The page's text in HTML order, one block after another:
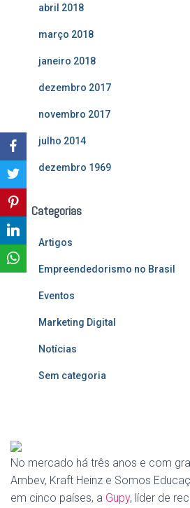
abril 2018
março 2018
janeiro 2018
dezembro 2017
novembro 2017
julho 2014
dezembro 1969
Categorias
Artigos
Empreendedorismo no Brasil
Eventos
Marketing Digital
Notícias
Sem categoria
No mercado há três anos e com
Ambev, Kraft Heinz e Somos
em cinco países, a Gupy, líder de